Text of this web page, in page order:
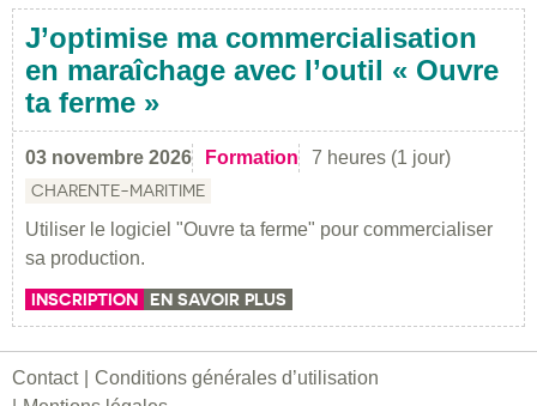
J’optimise ma commercialisation
en maraîchage avec l’outil « Ouvre
ta ferme »
03 novembre 2026 Formation 7 heures (1 jour)
CHARENTE-MARITIME
Utiliser le logiciel "Ouvre ta ferme" pour commercialiser
sa production.
INSCRIPTION EN SAVOIR PLUS
Contact
Conditions générales d’utilisation